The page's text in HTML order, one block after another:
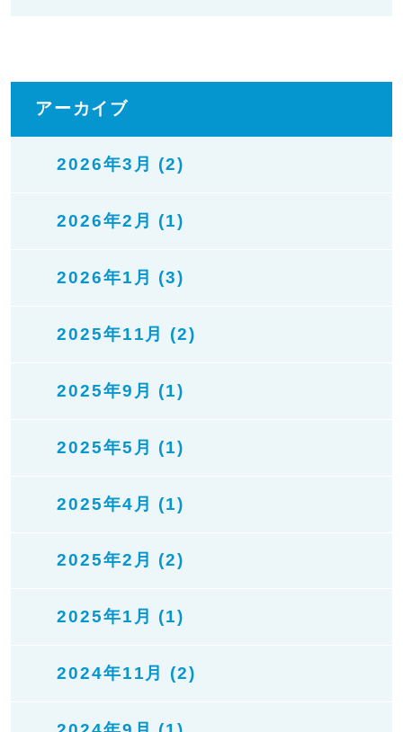
アーカイブ
2026年3月 (2)
2026年2月 (1)
2026年1月 (3)
2025年11月 (2)
2025年9月 (1)
2025年5月 (1)
2025年4月 (1)
2025年2月 (2)
2025年1月 (1)
2024年11月 (2)